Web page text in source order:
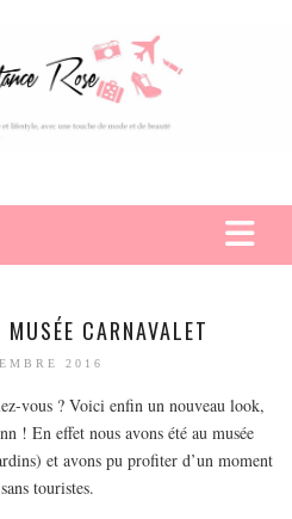
CARNAVALET
2016
vous ? Voici enfin un nouveau look,
! En effet nous avons été au musée
et avons pu profiter d’un moment
touristes.